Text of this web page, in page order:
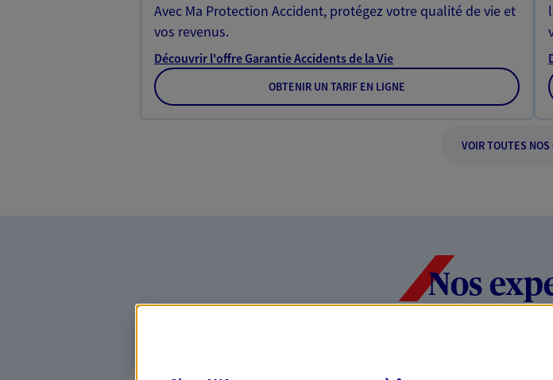
Avec Ma Protection Accident, protégez votre qualité de vie et
vos revenus.
Découvrir l'offre Garantie Accidents de la Vie
OBTENIR UN TARIF EN LIGNE
VOIR TOUTES NOS
Nos